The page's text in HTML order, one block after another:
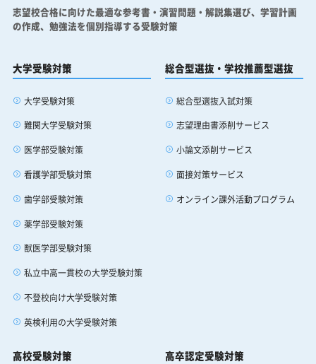
志望校合格に向けた最適な参考書・演習問題・解説集選び、 学習計画
の作成、勉強法を個別指導する受験対策
大学受験対策
大学受験対策
難関大学受験対策
医学部受験対策
看護学部受験対策
歯学部受験対策
薬学部受験対策
獣医学部受験対策
私立中高一貫校の大学受験対策
不登校向け大学受験対策
英検利用の大学受験対策
総合型選抜・学校推薦型選抜
総合型選抜入試対策
志望理由書添削サービス
小論文添削サービス
面接対策サービス
オンライン課外活動プログラム
高校受験対策 高卒認定受験対策